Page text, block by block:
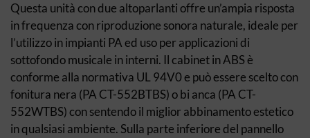
Questa unità con due altoparlanti offre un’ampia risposta
in frequenza con riproduzione sonora naturale, ideale per
l’utilizzo in impianti PA ed uso per applicazioni di
sottofondo musicale in interni. Il cabinet in ABS è
conforme alla normativa UL 94V0 e può essere scelto con
fonitura nera (PA CT-552BTBS) o bi anca (PA CT-
552WTBS) con sentendo il miglior abbinamento estetico
in qualsiasi ambiente. Sulla parte inferiore del pannello